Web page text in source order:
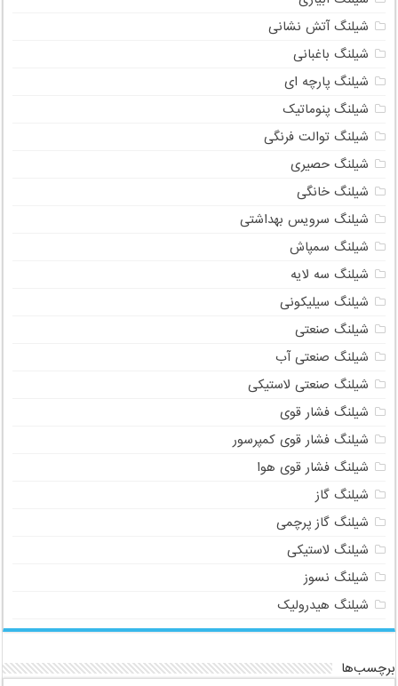
شیلنگ آتش نشانی
شیلنگ باغبانی
شیلنگ پارچه ای
شیلنگ پنوماتیک
شیلنگ توالت فرنگی
شیلنگ حصیری
شیلنگ خانگی
شیلنگ سرویس بهداشتی
شیلنگ سمپاش
شیلنگ سه لایه
شیلنگ سیلیکونی
شیلنگ صنعتی
شیلنگ صنعتی آب
شیلنگ صنعتی لاستیکی
شیلنگ فشار قوی
شیلنگ فشار قوی کمپرسور
شیلنگ فشار قوی هوا
شیلنگ گاز
شیلنگ گاز پرچمی
شیلنگ لاستیکی
شیلنگ نسوز
شیلنگ هیدرولیک
برچسب‌ها